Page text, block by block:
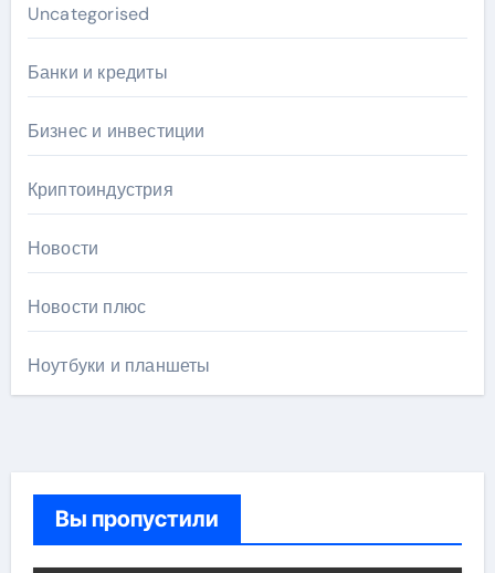
Uncategorised
Банки и кредиты
Бизнес и инвестиции
Криптоиндустрия
Новости
Новости плюс
Ноутбуки и планшеты
Вы пропустили